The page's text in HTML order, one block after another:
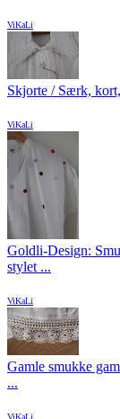
ViKaLi
Skjorte / Særk,
ViKaLi
Goldli-Design:
stylet ...
ViKaLi
Gamle smukke
...
ViKaLi